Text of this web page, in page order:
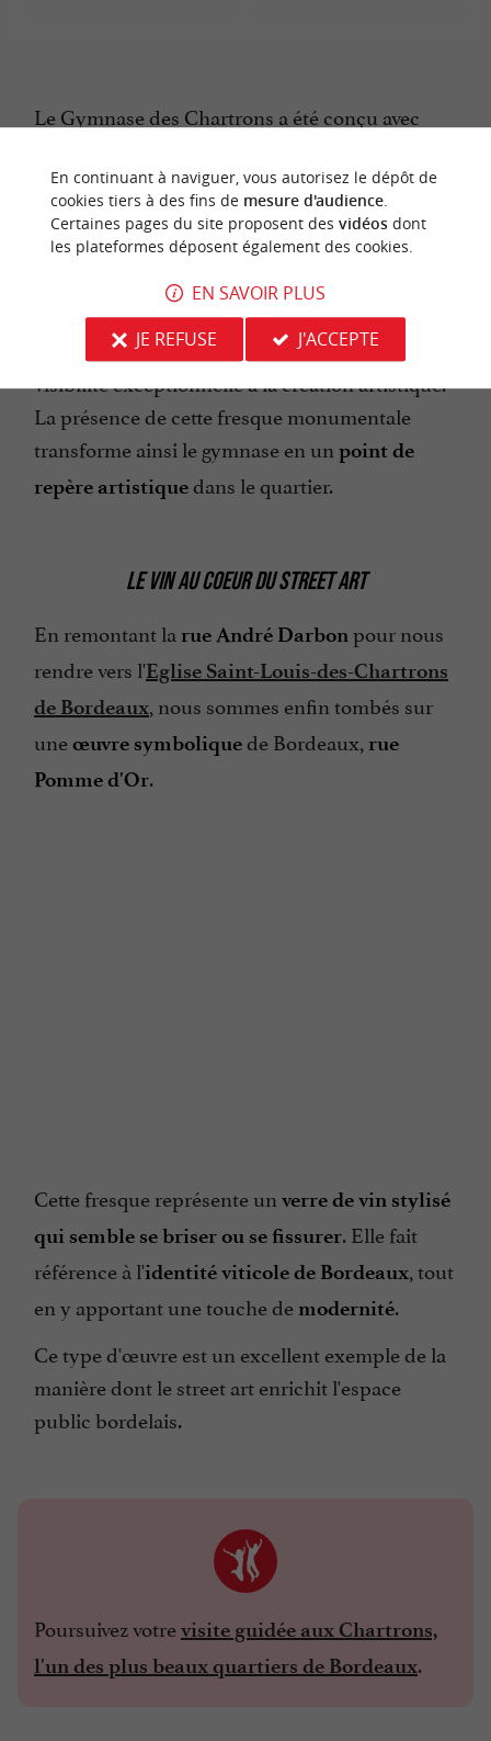
Le Gymnase des Chartrons a été conçu avec
le quartier. Sa façade principale a été pensée
pour être unélément visuellement marquan
une sorte d'extension de l'espace public. Cette
approche architecturale en fait une toile idéale
pour des œuvres d'art urbain, permettant de
dynamiser l'environnement et d'offrir une
visibilité exceptionnelle à la création artistique.
La présence de cette fresque monumentale
transforme ainsi le gymnase en un point de
repère artistiquedans le quartier.
LE VIN AU COEUR DU STREET ART
En remontant la rue André Darbonpour nous
rendre vers l'Eglise Saint-Louis-des-Chartrons
de Bordeaux, nous sommes enfin tombés sur
uneœuvre symboliquede Bordeaux, rue
Pomme d'Or.
Cette fresque représente un verre de vin stylisé
qui semble se briser ou se fissurer. Elle fait
référence à l'identité viticole de Bordeaux, tout
en y apportant une touche de modernité.
Ce type d'œuvre est un excellent exemple de la
manière dont le street art enrichit l'espace
public bordelais.
Poursuivez votrevisite guidée aux Chartrons,
l'un des plus beaux quartiers de Bordeaux.
En continuant à naviguer, vous autorisez le dépôt de
cookies tiers à des fins de mesure d'audience.
Certaines pages du site proposent des vidéosdont
les plateformes déposent également des cookies.
EN SAVOIR PLUS
JE REFUSE
J'ACCEPTE